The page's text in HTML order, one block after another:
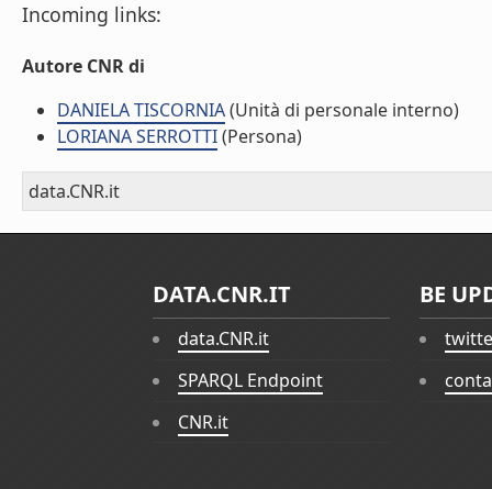
Incoming links:
Autore CNR di
DANIELA TISCORNIA(Unità di personale interno)
LORIANA SERROTTI(Persona)
data.CNR.it
DATA.CNR.IT
data.CNR.it
SPARQL Endpoint
CNR.it
BE